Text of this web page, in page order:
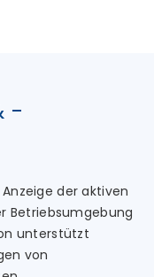
-
der aktiven
Betriebsumgebung
unterstützt
von